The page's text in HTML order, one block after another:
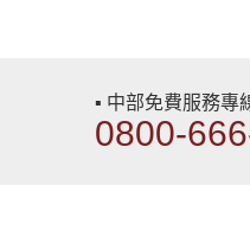
▪ 中部免費服務專
0800-